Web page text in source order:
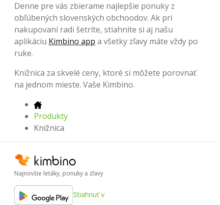
Denne pre vás zbierame najlepšie ponuky z
obľúbených slovenských obchoodov. Ak pri
nakupovaní radi šetríte, stiahnite si aj našu
aplikáciu Kimbino app a všetky zľavy máte vždy po
ruke.
Knižnica za skvelé ceny, ktoré si môžete porovnať
na jednom mieste. Vaše Kimbino.
Produkty
Knižnica
Najnovšie letáky, ponuky a zľavy
Stiahnuť v